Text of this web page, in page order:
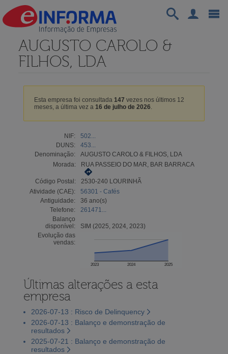
AUGUSTO CAROLO &
FILHOS, LDA
Esta empresa foi consultada 147 vezes nos últimos 12
meses, a última vez a 16 de julho de 2026.
NIF:
502...
DUNS:
453...
Denominação:
AUGUSTO CAROLO & FILHOS, LDA
Morada:
RUA PASSEIO DO MAR, BAR BARRACA
Código Postal:
2530-240 LOURINHÃ
Atividade (CAE):
56301 - Cafés
Antiguidade:
36 ano(s)
Telefone:
261471...
Balanço
disponível:
SIM (2025, 2024, 2023)
Evolução das
vendas:
2023 2024 2025
Últimas alterações a esta
empresa
2026-07-13 : Risco de Delinquency
2026-07-13 : Balanço e demonstração de
resultados
2025-07-21 : Balanço e demonstração de
resultados